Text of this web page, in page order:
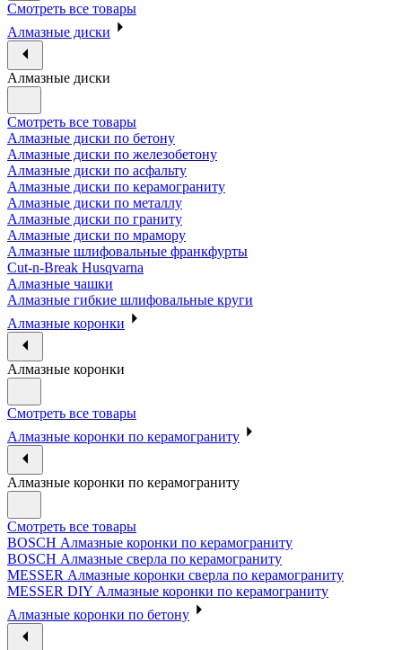
Смотреть все товары
Алмазные диски
Алмазные диски
Смотреть все товары
Алмазные диски по бетону
Алмазные диски по железобетону
Алмазные диски по асфальту
Алмазные диски по керамограниту
Алмазные диски по металлу
Алмазные диски по граниту
Алмазные диски по мрамору
Алмазные шлифовальные франкфурты
Cut-n-Break Husqvarna
Алмазные чашки
Алмазные гибкие шлифовальные круги
Алмазные коронки
Алмазные коронки
Смотреть все товары
Алмазные коронки по керамограниту
Алмазные коронки по керамограниту
Смотреть все товары
BOSCH Алмазные коронки по керамограниту
BOSCH Алмазные сверла по керамограниту
MESSER Алмазные коронки сверла по керамограниту
MESSER DIY Алмазные коронки по керамограниту
Алмазные коронки по бетону